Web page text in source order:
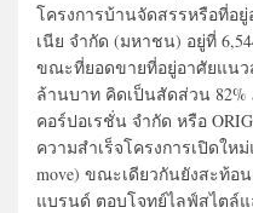
โครงการบ้านจัดสรรหรือที่อ
เนีย จํากัด (มหาชน) อยู่ที่
ขณะที่ยอดขายที่อยู่อาศัยแนว
ล้านบาท คิดเป็นสัดส่วน 82%
คอร์ปอเรชั่น จำกัด หรือ
ความสำเร็จโครงการเปิดให
move) ขณะเดียวกันยังสะท้อ
แบรนด์ ตอบโจทย์ไลฟ์สไตล์